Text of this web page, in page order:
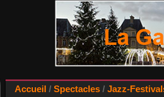
Accueil / Spectacles / Jazz-